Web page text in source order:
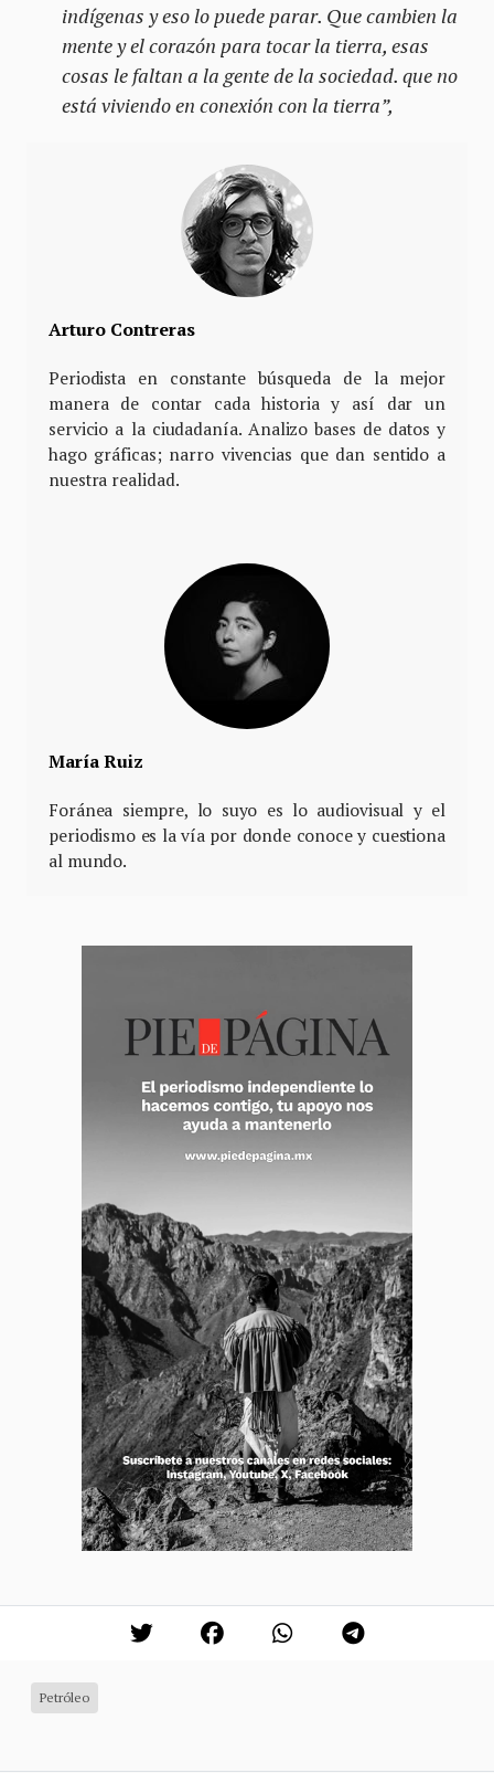
indígenas y eso lo puede parar. Que cambien la
mente y el corazón para tocar la tierra, esas
cosas le faltan a la gente de la sociedad. que no
está viviendo en conexión con la tierra”,
Arturo Contreras
Periodista en constante búsqueda de la mejor
manera de contar cada historia y así dar un
servicio a la ciudadanía. Analizo bases de datos y
hago gráficas; narro vivencias que dan sentido a
nuestra realidad.
María Ruiz
Foránea siempre, lo suyo es lo audiovisual y el
periodismo es la vía por donde conoce y cuestiona
al mundo.
Petróleo